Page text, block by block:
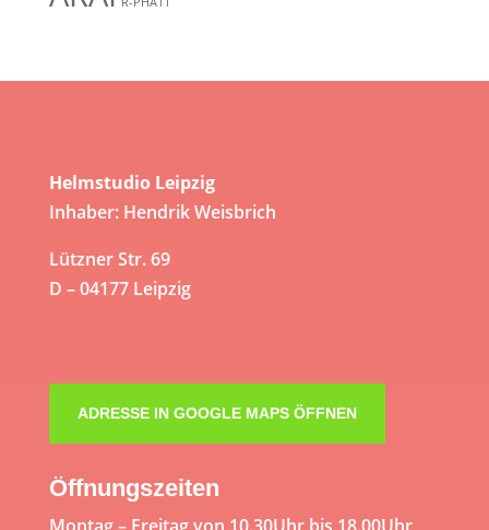
Helmstudio Leipzig
Inhaber: Hendrik Weisbrich
Lützner Str. 69
D – 04177 Leipzig
ADRESSE IN GOOGLE MAPS ÖFFNEN
Öffnungszeiten